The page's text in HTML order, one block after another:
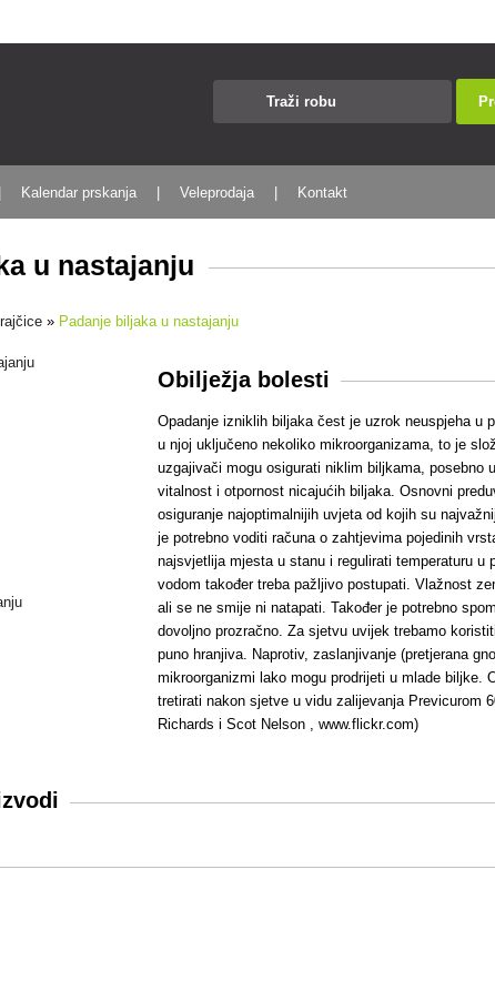
Kalendar prskanja Veleprodaja Kontakt
u nastajanju
rajčice » Padanje biljaka u nastajanju
Obilježja bolesti
Opadanje izniklih biljaka čest je uzrok neuspjeha u
u njoj uključeno nekoliko mikroorganizama, to je
uzgajivači mogu osigurati niklim biljkama, posebno
vitalnost i otpornost nicajućih biljaka. Osnovni
osiguranje najoptimalnijih uvjeta od kojih su
je potrebno voditi računa o zahtjevima pojedinih
najsvjetlija mjesta u stanu i regulirati temperaturu
vodom također treba pažljivo postupati. Vlažnost
ali se ne smije ni natapati. Također je potrebno
dovoljno prozračno. Za sjetvu uvijek trebamo
puno hranjiva. Naprotiv, zaslanjivanje (pretjerana
mikroorganizmi lako mogu prodrijeti u mlade
tretirati nakon sjetve u vidu zalijevanja Previcurom
Richards i Scot Nelson , www.flickr.com)